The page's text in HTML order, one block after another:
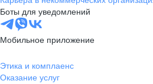
Боты для уведомлений
Мобильное приложение
Этика и комплаенс
Оказание услуг